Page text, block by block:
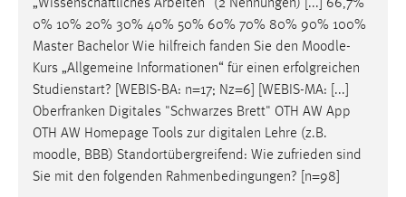
„Wissenschaftliches Arbeiten“ (2 Nennungen) [...] 66,7%
0% 10% 20% 30% 40% 50% 60% 70% 80% 90% 100%
Master Bachelor Wie hilfreich fanden Sie den Moodle-
Kurs „Allgemeine Informationen“ für einen erfolgreichen
Studienstart? [WEBIS-BA: n=17; Nz=6] [WEBIS-MA: [...]
Oberfranken Digitales "Schwarzes Brett" OTH AW App
OTH AW Homepage Tools zur digitalen Lehre (z.B.
moodle, BBB) Standortübergreifend: Wie zufrieden sind
Sie mit den folgenden Rahmenbedingungen? [n=98]